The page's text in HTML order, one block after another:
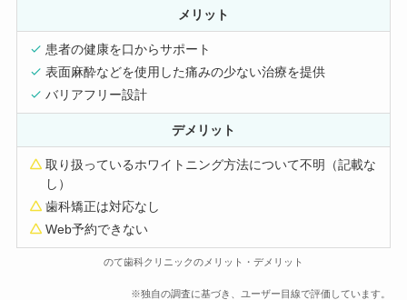
メリット
患者の健康を口からサポート
表面麻酔などを使用した痛みの少ない治療を提供
バリアフリー設計
デメリット
取り扱っているホワイトニング方法について不明（記載な
し）
歯科矯正は対応なし
Web予約できない
のて歯科クリニックのメリット・デメリット
※独自の調査に基づき、ユーザー目線で評価しています。